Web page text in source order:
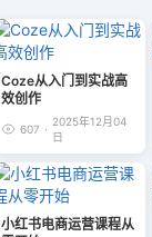
Coze从入门到实战高
效创作
607 ·
2025年12月04
日
小红书电商运营课程从